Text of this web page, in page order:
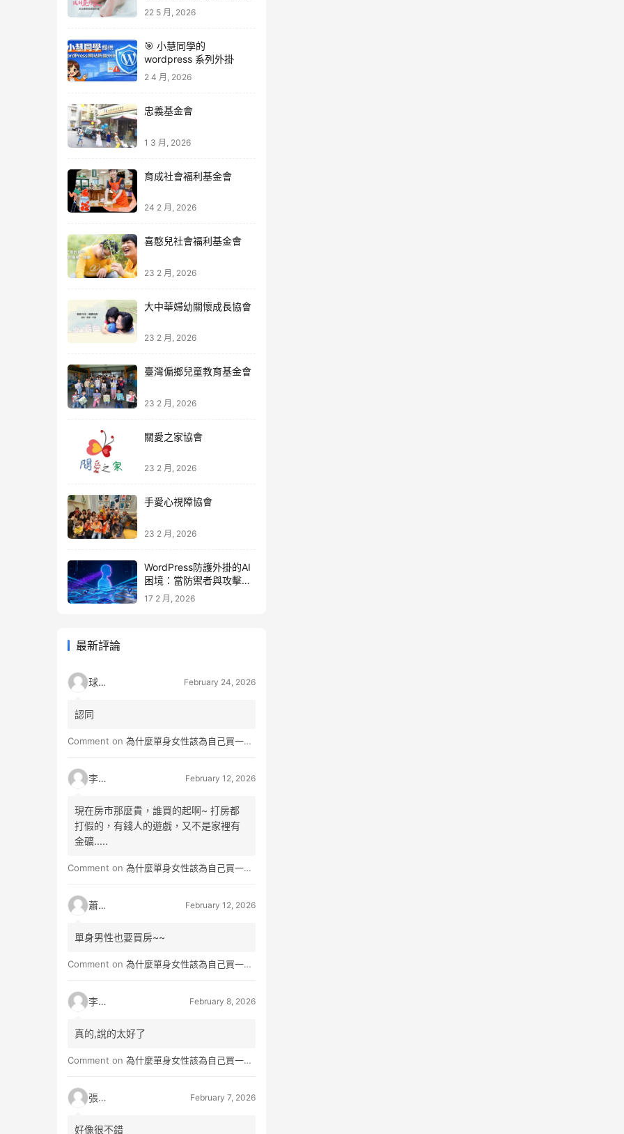
22 5 月, 2026
🎯 小慧同學的
wordpress 系列外掛
2 4 月, 2026
忠義基金會
1 3 月, 2026
育成社會福利基金會
24 2 月, 2026
喜憨兒社會福利基金會
23 2 月, 2026
大中華婦幼關懷成長協會
23 2 月, 2026
臺灣偏鄉兒童教育基金會
23 2 月, 2026
關愛之家協會
23 2 月, 2026
手愛心視障協會
23 2 月, 2026
WordPress防護外掛的AI
困境：當防禦者與攻擊者
同時升級
17 2 月, 2026
最新評論
球球 February 24, 2026
認同
Comment on 為什麼單身女性該為自己買一間房？不只為了棲身，更是為人生買一份「選擇權」
李小松 February 12, 2026
現在房市那麼貴，誰買的起啊~ 打房都
打假的，有錢人的遊戲，又不是家裡有
金礦.....
Comment on 為什麼單身女性該為自己買一間房？不只為了棲身，更是為人生買一份「選擇權」
蕭雨 February 12, 2026
單身男性也要買房~~
Comment on 為什麼單身女性該為自己買一間房？不只為了棲身，更是為人生買一份「選擇權」
李小真 February 8, 2026
真的,說的太好了
Comment on 為什麼單身女性該為自己買一間房？不只為了棲身，更是為人生買一份「選擇權」
張小玉 February 7, 2026
好像很不錯